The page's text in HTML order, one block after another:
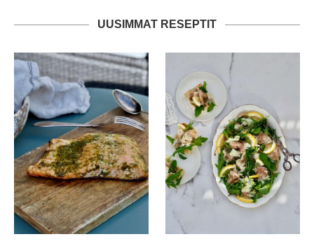
UUSIMMAT RESEPTIT